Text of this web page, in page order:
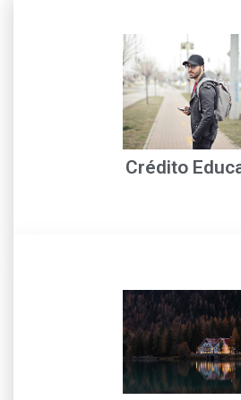
Crédito
Solicitud de crédito educativo,
con nuestros financieros de
Operativo
leer más
Es la solución a corto plazo para
temporales de liquidez de
entidades descentralizadas y
leer más